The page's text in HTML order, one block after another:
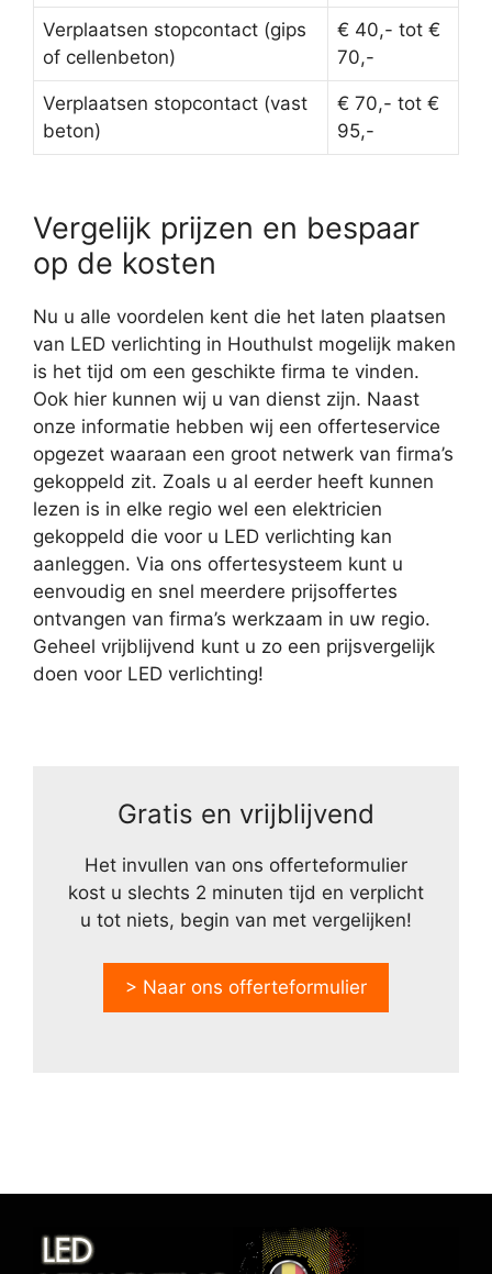
Verplaatsen stopcontact (gips
of cellenbeton)
€ 40,- tot €
70,-
Verplaatsen stopcontact (vast
beton)
€ 70,- tot €
95,-
Vergelijk prijzen en bespaar
op de kosten
Nu u alle voordelen kent die het laten plaatsen
van LED verlichting in Houthulst mogelijk maken
is het tijd om een geschikte firma te vinden.
Ook hier kunnen wij u van dienst zijn. Naast
onze informatie hebben wij een offerteservice
opgezet waaraan een groot netwerk van firma’s
gekoppeld zit. Zoals u al eerder heeft kunnen
lezen is in elke regio wel een elektricien
gekoppeld die voor u LED verlichting kan
aanleggen. Via ons offertesysteem kunt u
eenvoudig en snel meerdere prijsoffertes
ontvangen van firma’s werkzaam in uw regio.
Geheel vrijblijvend kunt u zo een prijsvergelijk
doen voor LED verlichting!
Gratis en vrijblijvend
Het invullen van ons offerteformulier
kost u slechts 2 minuten tijd en verplicht
u tot niets, begin van met vergelijken!
> Naar ons offerteformulier